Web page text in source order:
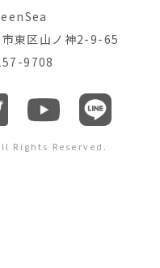
東区山ノ神2-9-65
9708
Rights Reserved.